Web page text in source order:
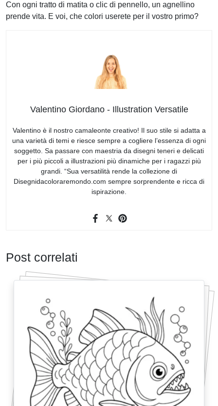
Con ogni tratto di matita o clic di pennello, un agnellino
prende vita. E voi, che colori userete per il vostro primo?
Valentino Giordano - Illustration Versatile
Valentino è il nostro camaleonte creativo! Il suo stile si adatta a
una varietà di temi e riesce sempre a cogliere l’essenza di ogni
soggetto. Sa passare con maestria da disegni teneri e delicati
per i più piccoli a illustrazioni più dinamiche per i ragazzi più
grandi. “Sua versatilità rende la collezione di
Disegnidacoloraremondo.com sempre sorprendente e ricca di
ispirazione.
Post correlati